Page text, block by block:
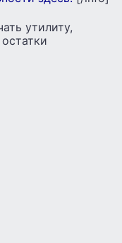
утилиту,